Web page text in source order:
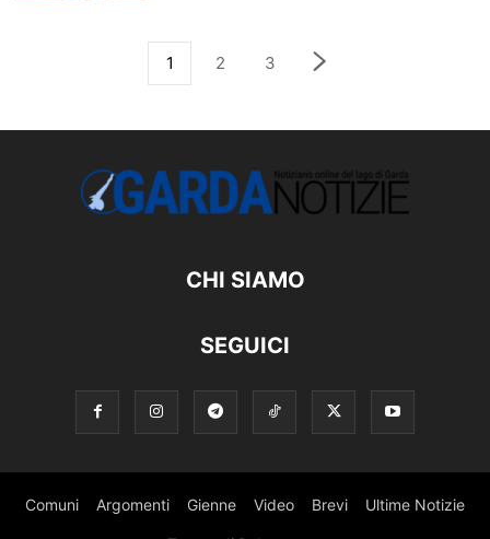
1 2 3
CHI SIAMO
SEGUICI
Comuni Argomenti Gienne Video Brevi Ultime Notizie